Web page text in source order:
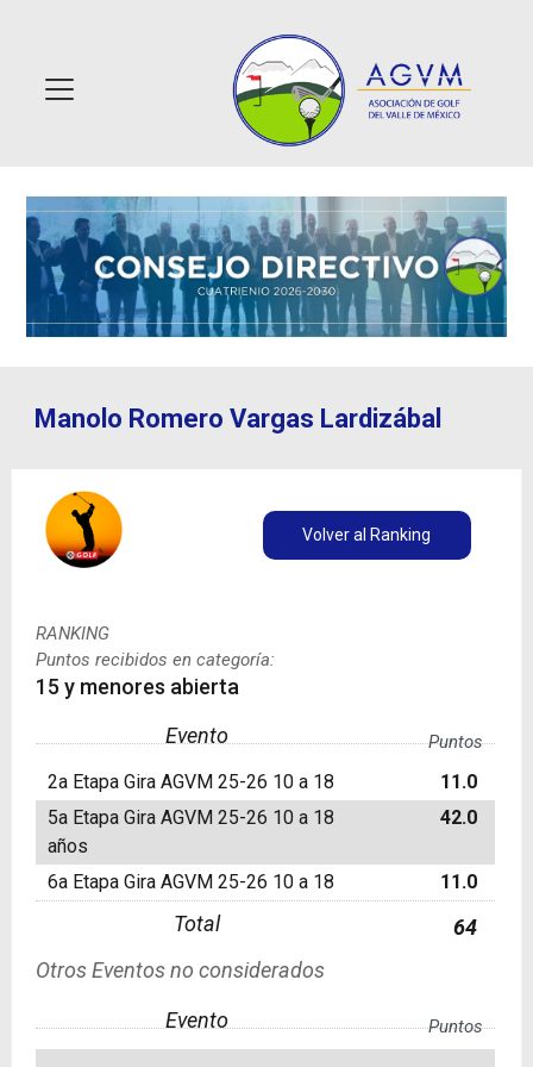
Manolo Romero Vargas Lardizábal
Volver al Ranking
RANKING
Puntos recibidos en categoría:
15 y menores abierta
Evento
Puntos
2a Etapa Gira AGVM 25-26 10 a 18
11.0
5a Etapa Gira AGVM 25-26 10 a 18
años
42.0
6a Etapa Gira AGVM 25-26 10 a 18 11.0
Total
64
Otros Eventos no considerados
Evento
Puntos